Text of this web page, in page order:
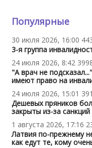
Популярные
30 июля 2026, 16:00
3-я группа
24 июля 2026, 8:42
"А врач не
имеют право на
24 июля 2026, 15:01
Дешевых пряников
закрыты из-за санкций
1 августа 2026, 17:16
Латвия по-прежнему
как едут те, кому